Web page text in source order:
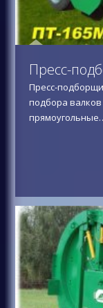
Пресс-
Пресс-
подбора валков